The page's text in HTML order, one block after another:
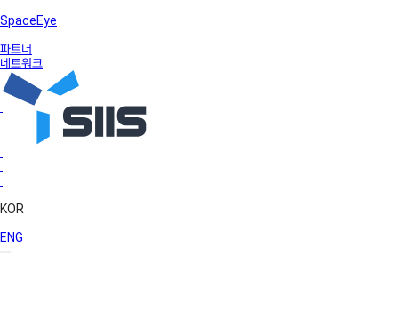
SpaceEye
파트너
네트워크
KOR
ENG